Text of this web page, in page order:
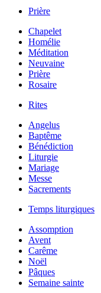
Prière
Chapelet
Homélie
Méditation
Neuvaine
Prière
Rosaire
Rites
Angelus
Baptême
Bénédiction
Liturgie
Mariage
Messe
Sacrements
Temps liturgiques
Assomption
Avent
Carême
Noël
Pâques
Semaine sainte